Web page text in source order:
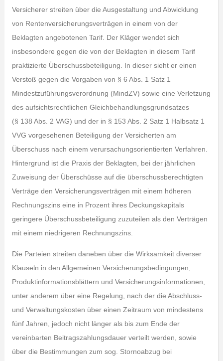
Versicherer streiten über die Ausgestaltung und Abwicklung
von Rentenversicherungsverträgen in einem von der
Beklagten angebotenen Tarif. Der Kläger wendet sich
insbesondere gegen die von der Beklagten in diesem Tarif
praktizierte Überschussbeteiligung. In dieser sieht er einen
Verstoß gegen die Vorgaben von § 6 Abs. 1 Satz 1
Mindestzuführungsverordnung (MindZV) sowie eine Verletzung
des aufsichtsrechtlichen Gleichbehandlungsgrundsatzes
(§ 138 Abs. 2 VAG) und der in § 153 Abs. 2 Satz 1 Halbsatz 1
VVG vorgesehenen Beteiligung der Versicherten am
Überschuss nach einem verursachungsorientierten Verfahren.
Hintergrund ist die Praxis der Beklagten, bei der jährlichen
Zuweisung der Überschüsse auf die überschussberechtigten
Verträge den Versicherungsverträgen mit einem höheren
Rechnungszins eine in Prozent ihres Deckungskapitals
geringere Überschussbeteiligung zuzuteilen als den Verträgen
mit einem niedrigeren Rechnungszins.
Die Parteien streiten daneben über die Wirksamkeit diverser
Klauseln in den Allgemeinen Versicherungsbedingungen,
Produktinformationsblättern und Versicherungsinformationen,
unter anderem über eine Regelung, nach der die Abschluss-
und Verwaltungskosten über einen Zeitraum von mindestens
fünf Jahren, jedoch nicht länger als bis zum Ende der
vereinbarten Beitragszahlungsdauer verteilt werden, sowie
über die Bestimmungen zum sog. Stornoabzug bei